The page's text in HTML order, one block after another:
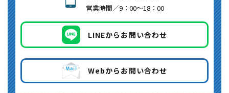
営業時間／9：00～18：00
LINEからお問い合わせ
Webからお問い合わせ